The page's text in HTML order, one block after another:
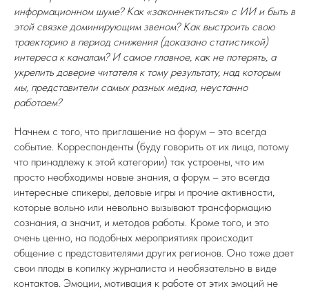
информационном шуме? Как «законнектиться» с ИИ и быть в
этой связке доминирующим звеном? Как выстроить свою
траекторию в период снижения (доказано статистикой)
интереса к каналам? И самое главное, как не потерять, а
укрепить доверие читателя к тому результату, над которым
мы, представители самых разных медиа, неустанно
работаем?
Начнем с того, что приглашение на форум – это всегда
событие. Корреспонденты (буду говорить от их лица, потому
что принадлежу к этой категории) так устроены, что им
просто необходимы новые знания, а форум – это всегда
интересные спикеры, деловые игры и прочие активности,
которые вольно или невольно вызывают трансформацию
сознания, а значит, и методов работы. Кроме того, и это
очень ценно, на подобных мероприятиях происходит
общение с представителями других регионов. Оно тоже дает
свои плоды в копилку журналиста и необязательно в виде
контактов. Эмоции, мотивация к работе от этих эмоций не